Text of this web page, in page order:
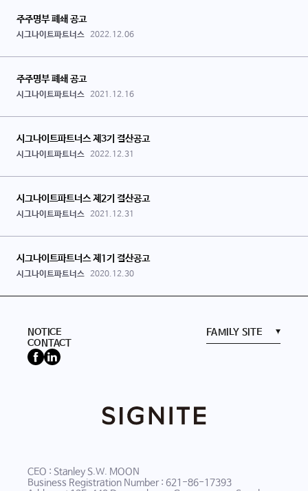
주주명부 폐쇄 공고
시그나이트파트너스 2022.12.06
주주명부 폐쇄 공고
시그나이트파트너스 2021.12.16
시그나이트파트너스 제3기 결산공고
시그나이트파트너스 2022.12.31
시그나이트파트너스 제2기 결산공고
시그나이트파트너스 2021.12.31
시그나이트파트너스 제1기 결산공고
시그나이트파트너스 2020.12.30
NOTICE
CONTACT
CEO : Stanley S.W. MOON
Business Registration Number : 621-86-17393